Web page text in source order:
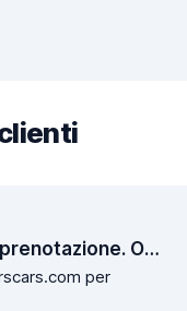
Assegnata stessa auto della prenotazione. Operazioni di ritiro e consegna velocissime.
per